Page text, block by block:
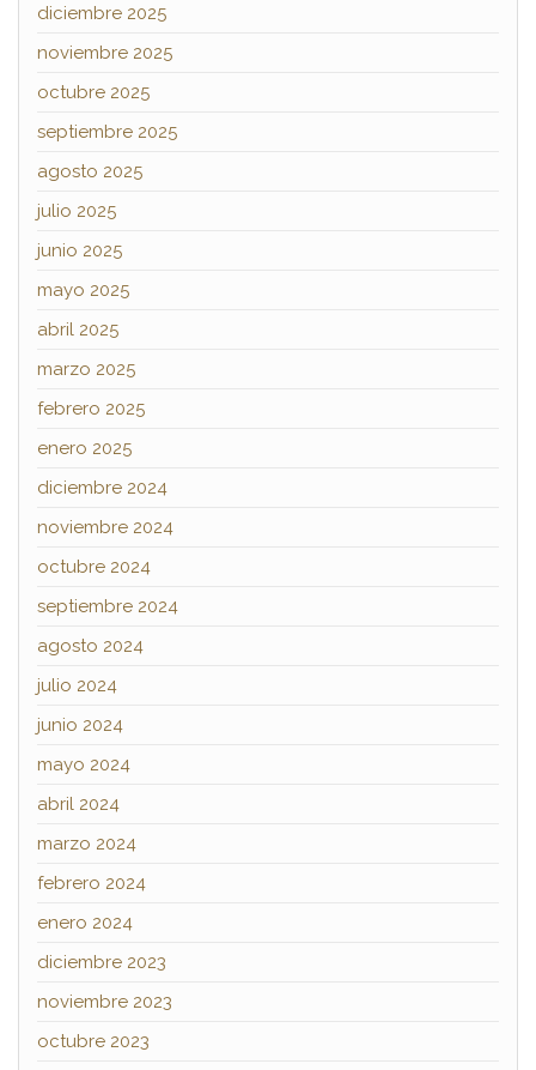
diciembre 2025
noviembre 2025
octubre 2025
septiembre 2025
agosto 2025
julio 2025
junio 2025
mayo 2025
abril 2025
marzo 2025
febrero 2025
enero 2025
diciembre 2024
noviembre 2024
octubre 2024
septiembre 2024
agosto 2024
julio 2024
junio 2024
mayo 2024
abril 2024
marzo 2024
febrero 2024
enero 2024
diciembre 2023
noviembre 2023
octubre 2023